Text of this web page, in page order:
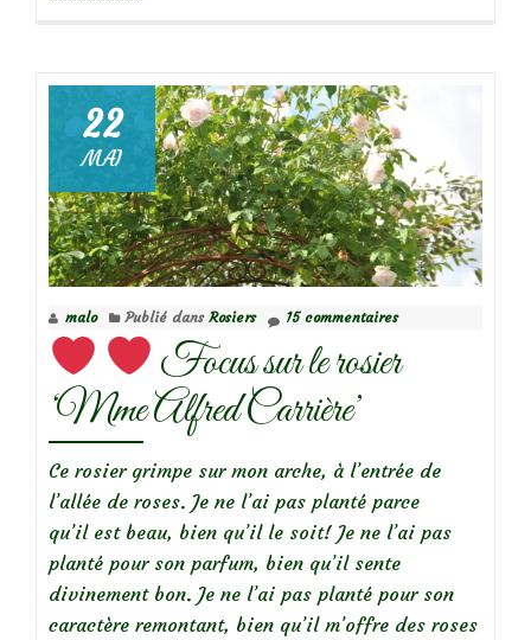
jardin
village
de
Chédigny
22
MAI
malo Publié dans Rosiers 15 commentaires
Focus sur le rosier
‘Mme Alfred Carrière’
Ce rosier grimpe sur mon arche, à l’entrée de
l’allée de roses. Je ne l’ai pas planté parce
qu’il est beau, bien qu’il le soit! Je ne l’ai pas
planté pour son parfum, bien qu’il sente
divinement bon. Je ne l’ai pas planté pour son
caractère remontant, bien qu’il m’offre des roses